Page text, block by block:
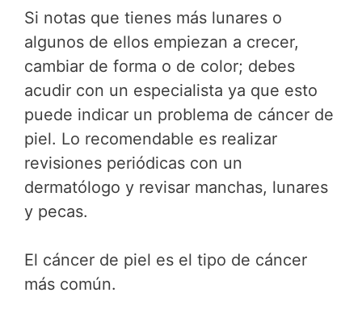
Si notas que tienes más lunares o
algunos de ellos empiezan a crecer,
cambiar de forma o de color; debes
acudir con un especialista ya que esto
puede indicar un problema de cáncer de
piel. Lo recomendable es realizar
revisiones periódicas con un
dermatólogo y revisar manchas, lunares
y pecas.
El cáncer de piel es el tipo de cáncer
más común.